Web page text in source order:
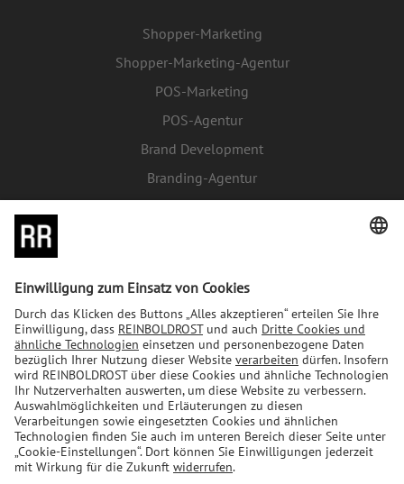
Shopper-Marketing
Shopper-Marketing-Agentur
POS-Marketing
POS-Agentur
Brand Development
Branding-Agentur
Influencer-Marketing-Agentur
Food-Packaging-Design
Verpackungsdesign-Agentur
Markenstrategie-Agentur
Newsletter abonnieren
E-Mail*